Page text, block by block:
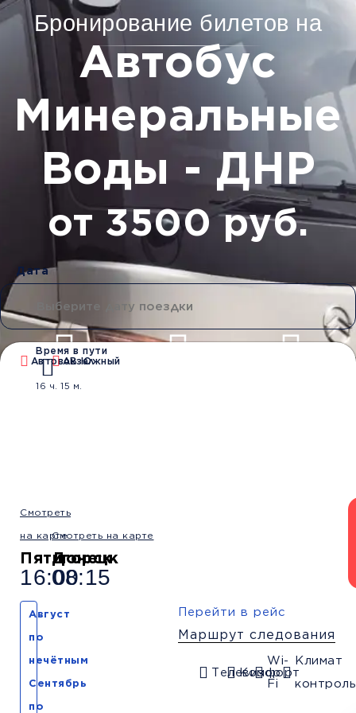
Бронирование билетов на
Автобус
Минеральные
Воды - ДНР
от 3500 руб.
Дата
Водители со
стажем от 10 лет
Автовокзал
Смотреть
на карте
Пятигорск
16:00
Время в пути
16 ч. 15 м.
АВ Южный
Смотреть на карте
Донецк
08:15
Август
по
нечётным
Сентябрь
по
Телевизор
Комфорт
Wi-
Fi
Климат
контроль
Перейти в рейс
Маршрут следования